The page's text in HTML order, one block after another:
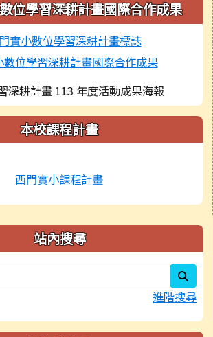
數位學習深耕計畫國際合作成果
本校課程計畫
西門實小課程計畫
站內搜尋
進階搜尋